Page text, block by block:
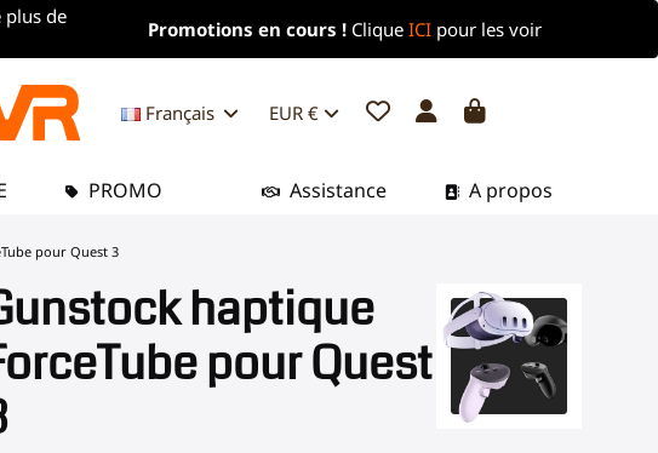
de
Promotions en cours ! Clique ICI pour les voir
EUR €
Français
PROMO A propos
Assistance
pour Quest 3
haptique
pour Quest